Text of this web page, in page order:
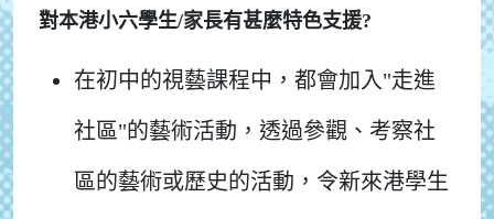
對本港小六學生/家長有甚麼特色支援?
在初中的視藝課程中，都會加入"走進
社區"的藝術活動，透過參觀、考察社
區的藝術或歷史的活動，令新來港學生